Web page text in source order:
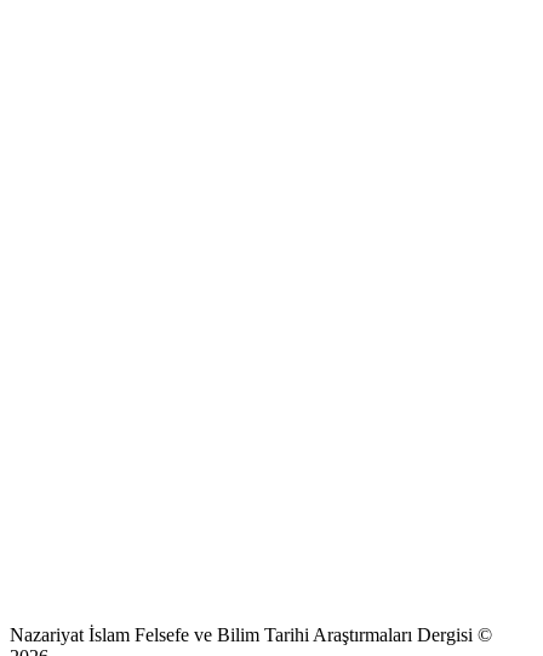
Nazariyat İslam Felsefe ve Bilim Tarihi Araştırmaları Dergisi ©